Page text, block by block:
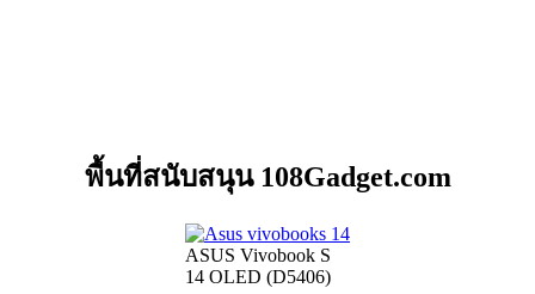
พื้นที่สนับสนุน 108Gadget.com
ASUS Vivobook S
14 OLED (D5406)